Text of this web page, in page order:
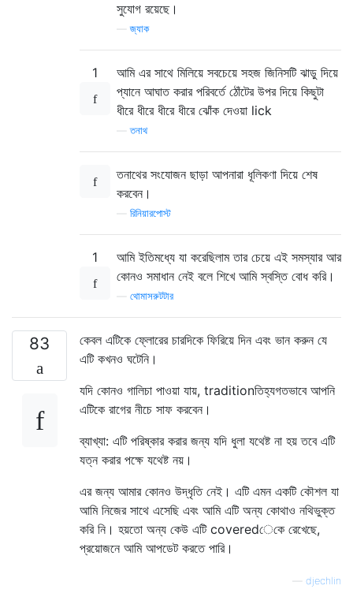
সুযোগ রয়েছে।
—জ্যাক
1
আমি এর সাথে মিলিয়ে সবচেয়ে সহজ জিনিসটি ঝাড়ু দিয়ে
প্যানে আঘাত করার পরিবর্তে ঠোঁটের উপর দিয়ে কিছুটা
ধীরে ধীরে ধীরে ধীরে ঝোঁক দেওয়া lick
—তনাথ
তনাথের সংযোজন ছাড়া আপনারা ধূলিকণা দিয়ে শেষ
করবেন।
রিনিয়ারপোস্ট
1
আমি ইতিমধ্যে যা করেছিলাম তার চেয়ে এই সমস্যার আর
কোনও সমাধান নেই বলে শিখে আমি স্বস্তি বোধ করি।
থোমাসরুটটার
83
কেবল এটিকে ফ্লোরের চারদিকে ফিরিয়ে দিন এবং ভান করুন যে
এটি কখনও ঘটেনি।
যদি কোনও গালিচা পাওয়া যায়, traditionতিহ্যগতভাবে আপনি
এটিকে রাগের নীচে সাফ করবেন।
ব্যাখ্যা: এটি পরিষ্কার করার জন্য যদি ধুলা যথেষ্ট না হয় তবে এটি
যত্ন করার পক্ষে যথেষ্ট নয়।
এর জন্য আমার কোনও উদ্ধৃতি নেই। এটি এমন একটি কৌশল যা
আমি নিজের সাথে এসেছি এবং আমি এটি অন্য কোথাও নথিভুক্ত
করি নি। হয়তো অন্য কেউ এটি coveredেকে রেখেছে,
প্রয়োজনে আমি আপডেট করতে পারি।
djechlin